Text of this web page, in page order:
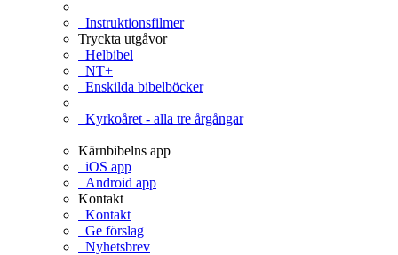
Instruktionsfilmer
Tryckta utgåvor
Helbibel
NT+
Enskilda bibelböcker
Kyrkoåret - alla tre årgångar
Kärnbibelns app
iOS app
Android app
Kontakt
Kontakt
Ge förslag
Nyhetsbrev